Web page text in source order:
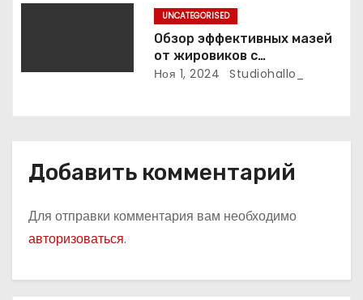
UNCATEGORISED
Обзор эффективных мазей
от жировиков с
рассасывающим эффектом
Ноя 1, 2024 Studiohallo_
Добавить комментарий
Для отправки комментария вам необходимо
авторизоваться.